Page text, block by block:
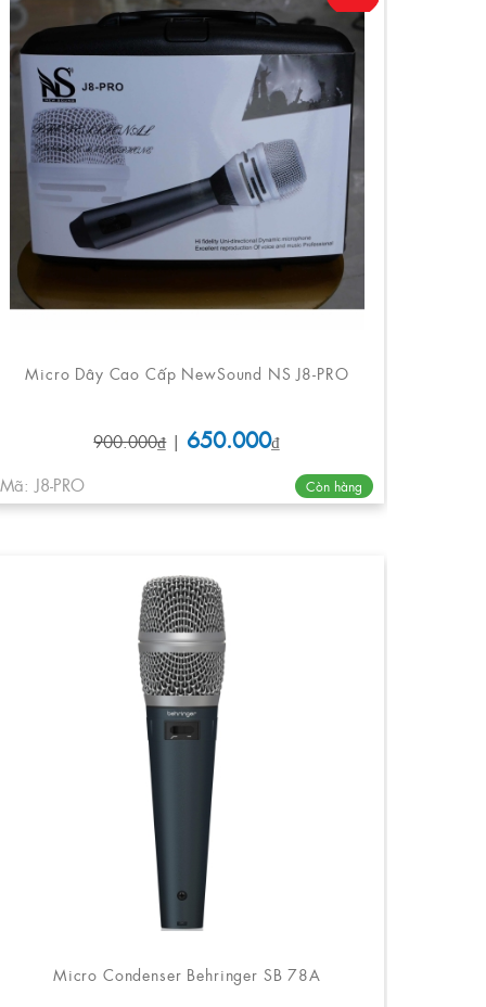
Micro Dây Cao Cấp NewSound NS J8-PRO
900.000₫|650.000₫
Mã: J8-PRO
Còn hàng
Micro Condenser Behringer SB 78A